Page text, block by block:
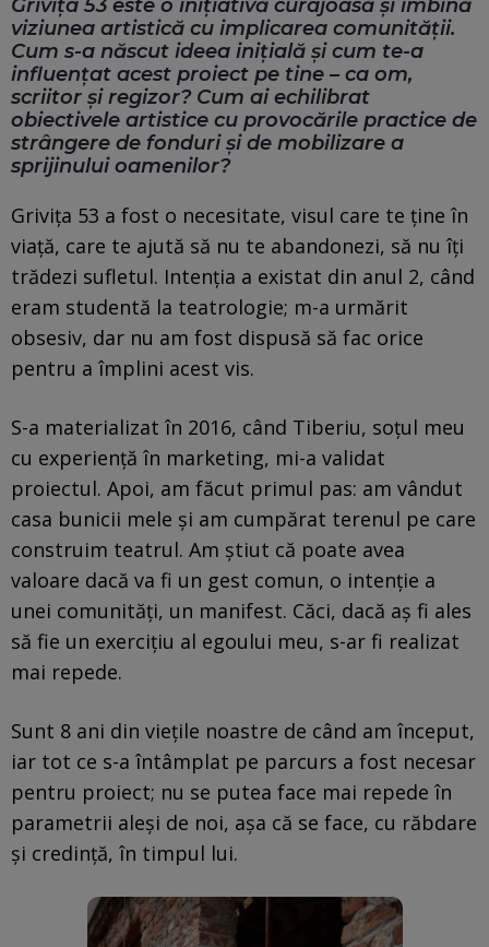
Grivița 53 este o inițiativă curajoasă și îmbină
viziunea artistică cu implicarea comunității.
Cum s-a născut ideea inițială și cum te-a
influențat acest proiect pe tine – ca om,
scriitor și regizor? Cum ai echilibrat
obiectivele artistice cu provocările practice de
strângere de fonduri și de mobilizare a
sprijinului oamenilor?
Grivița 53 a fost o necesitate, visul care te ține în
viață, care te ajută să nu te abandonezi, să nu îți
trădezi sufletul. Intenția a existat din anul 2, când
eram studentă la teatrologie; m-a urmărit
obsesiv, dar nu am fost dispusă să fac orice
pentru a împlini acest vis.
S-a materializat în 2016, când Tiberiu, soțul meu
cu experiență în marketing, mi-a validat
proiectul. Apoi, am făcut primul pas: am vândut
casa bunicii mele și am cumpărat terenul pe care
construim teatrul. Am știut că poate avea
valoare dacă va fi un gest comun, o intenție a
unei comunități, un manifest. Căci, dacă aș fi ales
să fie un exercițiu al egoului meu, s-ar fi realizat
mai repede.
Sunt 8 ani din viețile noastre de când am început,
iar tot ce s-a întâmplat pe parcurs a fost necesar
pentru proiect; nu se putea face mai repede în
parametrii aleși de noi, așa că se face, cu răbdare
și credință, în timpul lui.